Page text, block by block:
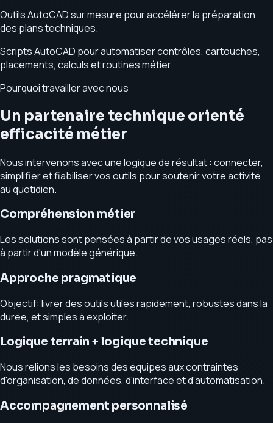
Outils AutoCAD sur mesure pour accélérer la préparation
des plans techniques.
Scripts AutoCAD pour automatiser contrôles, cartouches,
placements, calculs et routines métier.
Pourquoi travailler avec nous
Un partenaire technique orienté
efficacité métier
Nous intervenons avec une logique de résultat : connecter,
simplifier et fiabiliser vos outils pour soutenir votre activité
au quotidien.
Compréhension métier
Les solutions sont pensées à partir de vos usages réels, pas
à partir d'un modèle générique.
Approche pragmatique
Objectif: livrer des outils utiles rapidement, robustes dans la
durée, et simples à exploiter.
Logique terrain + logique technique
Nous relions les besoins des équipes aux contraintes
d'organisation, de données, d'interface et d'automatisation.
Accompagnement personnalisé